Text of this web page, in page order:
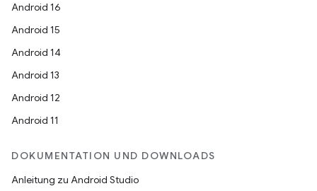
Android 16
Android 15
Android 14
Android 13
Android 12
Android 11
DOKUMENTATION UND DOWNLOADS
Anleitung zu Android Studio